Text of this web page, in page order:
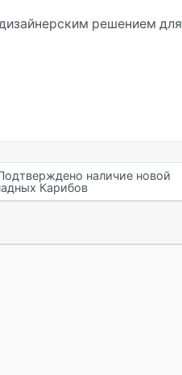
решением для
наличие новой
Карибов